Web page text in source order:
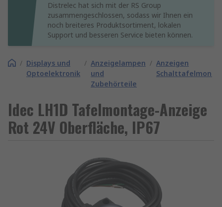
Distrelec hat sich mit der RS Group
zusammengeschlossen, sodass wir Ihnen ein
noch breiteres Produktsortiment, lokalen
Support und besseren Service bieten können.
/ Displays und
Optoelektronik
/ Anzeigelampen
und
Zubehörteile
/ Anzeigen
Idec LH1D Tafelmontage-Anzeige
Rot 24V Oberfläche, IP67